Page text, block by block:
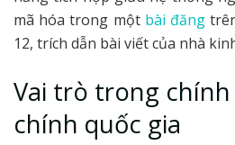
mã hóa trong một bài đăng
12, trích dẫn bài viết của nhà
Vai trò trong chính
chính quốc gia